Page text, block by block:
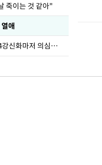
죽이는 것 같아"
애
심판 성접대 경기 '5승2무'…4강신화마저 의심받아